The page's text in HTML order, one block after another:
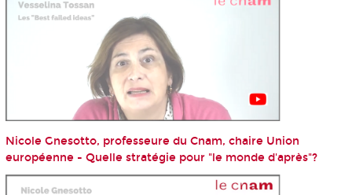
Nicole Gnesotto, professeure du Cnam, chaire Union
européenne - Quelle stratégie pour "le monde d'après"?